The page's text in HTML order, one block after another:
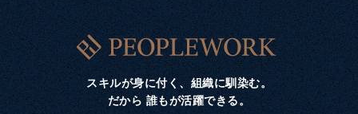
スキルが身に付く、組織に馴染む。
だから 誰もが活躍できる。